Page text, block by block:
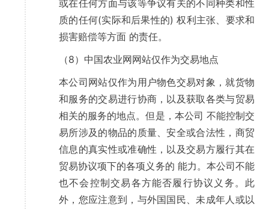
或在任何方面与该等争议有关的不同种类和性
质的任何(实际和后果性的) 权利主张、要求和
损害赔偿等方面 的责任。
（8）中国农业网网站仅作为交易地点
本公司网站仅作为用户物色交易对象，就货物
和服务的交易进行协商，以及获取各类与贸易
相关的服务的地点。但是，本公司 不能控制交
易所涉及的物品的质量、安全或合法性，商贸
信息的真实性或准确性，以及交易方履行其在
贸易协议项下的各项义务的 能力。本公司不能
也不会控制交易各方能否履行协议义务。此
外，您应注意到，与外国国民、未成年人或以